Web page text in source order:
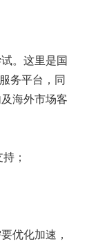
。这里是国
务平台，同
海外市场客
；
优化加速，